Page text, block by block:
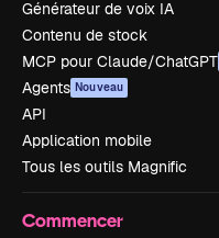
Générateur de voix IA
Contenu de stock
MCP pour Claude/ChatGPT
Agents Nouveau
API
Application mobile
Tous les outils Magnific
Commencer